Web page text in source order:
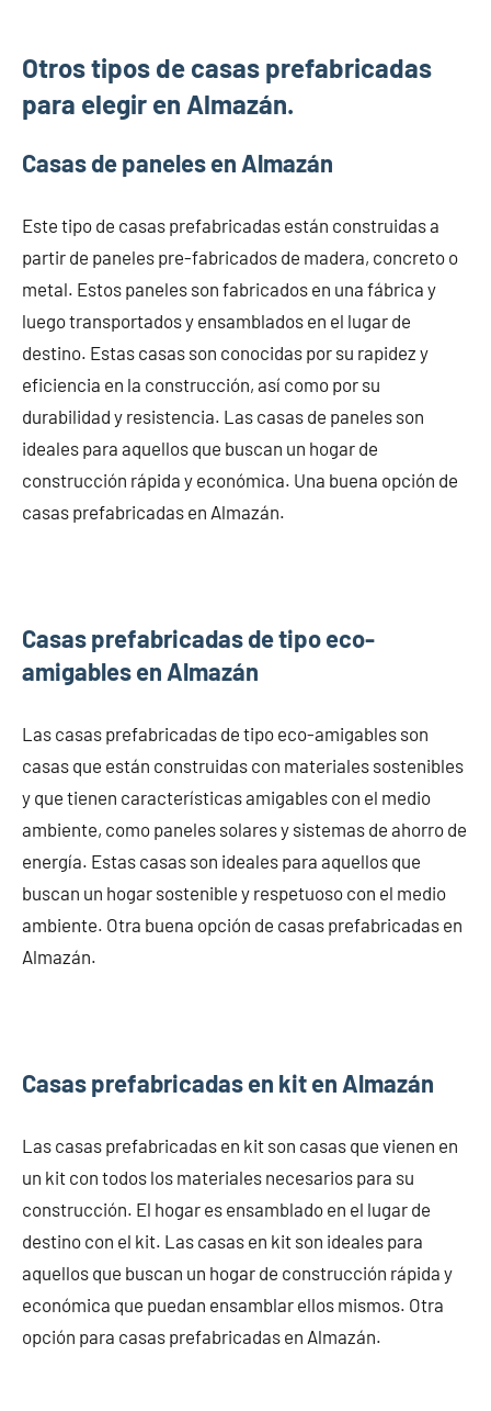
Otros tipos de casas prefabricadas
para elegir en Almazán.
Casas de paneles en Almazán
Este tipo de casas prefabricadas están construidas a
partir de paneles pre-fabricados de madera, concreto o
metal. Estos paneles son fabricados en una fábrica y
luego transportados y ensamblados en el lugar de
destino. Estas casas son conocidas por su rapidez y
eficiencia en la construcción, así como por su
durabilidad y resistencia. Las casas de paneles son
ideales para aquellos que buscan un hogar de
construcción rápida y económica. Una buena opción de
casas prefabricadas en Almazán.
Casas prefabricadas de tipo eco-
amigables en Almazán
Las casas prefabricadas de tipo eco-amigables son
casas que están construidas con materiales sostenibles
y que tienen características amigables con el medio
ambiente, como paneles solares y sistemas de ahorro de
energía. Estas casas son ideales para aquellos que
buscan un hogar sostenible y respetuoso con el medio
ambiente. Otra buena opción de casas prefabricadas en
Almazán.
Casas prefabricadas en kit en Almazán
Las casas prefabricadas en kit son casas que vienen en
un kit con todos los materiales necesarios para su
construcción. El hogar es ensamblado en el lugar de
destino con el kit. Las casas en kit son ideales para
aquellos que buscan un hogar de construcción rápida y
económica que puedan ensamblar ellos mismos. Otra
opción para casas prefabricadas en Almazán.